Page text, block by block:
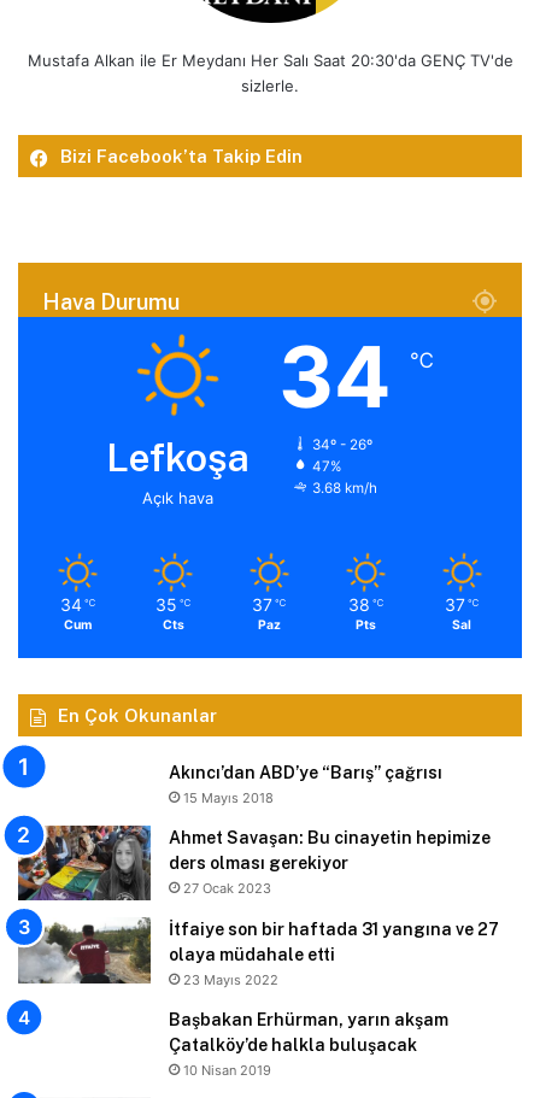
Mustafa Alkan ile Er Meydanı Her Salı Saat 20:30'da GENÇ TV'de
sizlerle.
Bizi Facebook’ta Takip Edin
Hava Durumu
Lefkoşa
Açık hava
34 ℃
34º - 26º
47%
3.68 km/h
34 ℃
Cum
35 ℃
Cts
37 ℃
Paz
38 ℃
Pts
37 ℃
Sal
En Çok Okunanlar
Akıncı’dan ABD’ye “Barış” çağrısı
15 Mayıs 2018
Ahmet Savaşan: Bu cinayetin hepimize
ders olması gerekiyor
27 Ocak 2023
İtfaiye son bir haftada 31 yangına ve 27
olaya müdahale etti
23 Mayıs 2022
Başbakan Erhürman, yarın akşam
Çatalköy’de halkla buluşacak
10 Nisan 2019